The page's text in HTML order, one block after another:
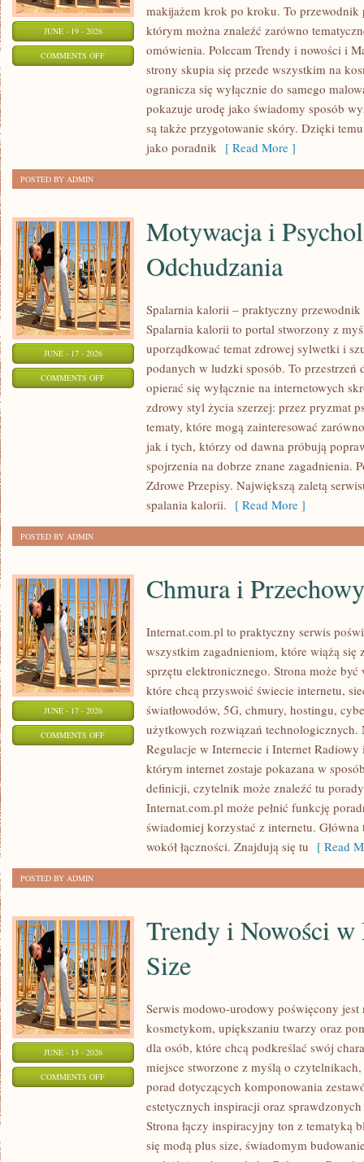
JUNE - 19 - 2026
COMMENTS OFFON
makijażem krok po kroku. To
którym można znaleźć zarówno
omówienia. Polecam Trendy i nowości i
strony skupia się przede wszystkim na
ogranicza się wyłącznie do samego
pokazuje urodę jako świadomy sposób
są także przygotowanie skóry. Dzięki
jako poradnik [ Read More ]
POSTED BY ADMIN
JUNE - 17 - 2026
COMMENTS OFFON
MOTYWACJA
Motywacja i
Odchudzania
Spalarnia kalorii – praktyczny
Spalarnia kalorii to portal stworzony z
uporządkować temat zdrowej sylwetki i
podanych w ludzki sposób. To
opierać się wyłącznie na internetowych
zdrowy styl życia szerzej: przez pryzmat
tematy, które mogą zainteresować
jak i tych, którzy od dawna próbują
spojrzenia na dobrze znane zagadnienia.
Zdrowe Przepisy. Największą zaletą
spalania kalorii. [ Read More ]
POSTED BY ADMIN
JUNE - 17 - 2026
COMMENTS OFFON
PRZECHOWYWANIE
Chmura i
Internat.com.pl to praktyczny serwis
wszystkim zagadnieniom, które wiążą się
sprzętu elektronicznego. Strona może
które chcą przyswoić świecie internetu,
światłowodów, 5G, chmury, hostingu,
użytkowych rozwiązań technologicznych.
Regulacje w Internecie i Internet
którym internet zostaje pokazana w
definicji, czytelnik może znaleźć tu
Internat.com.pl może pełnić funkcję
świadomiej korzystać z internetu.
wokół łączności. Znajdują się tu [ Read
POSTED BY ADMIN
JUNE - 15 - 2026
COMMENTS OFFON
Trendy i Nowości w
Size
Serwis modowo-urodowy poświęcony
kosmetykom, upiększaniu twarzy oraz
dla osób, które chcą podkreślać swój
miejsce stworzone z myślą o
porad dotyczących komponowania
estetycznych inspiracji oraz
Strona łączy inspiracyjny ton z tematyką
się modą plus size, świadomym